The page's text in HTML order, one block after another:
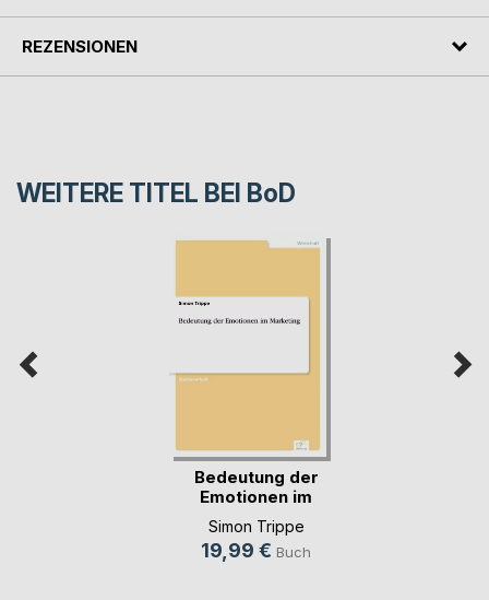
REZENSIONEN
WEITERE TITEL BEI BoD
Bedeutung der
Emotionen im
Marketing
Simon Trippe
19,99 € Buch